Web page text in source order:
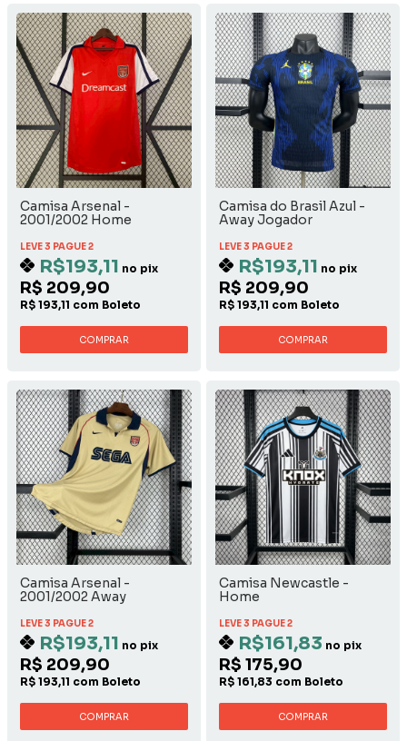
Camisa Arsenal -
2001/2002 Home
LEVE 3 PAGUE 2
R$193,11 no pix
R$ 209,90
R$ 193,11 com Boleto
COMPRAR
Camisa do Brasil Azul -
Away Jogador
LEVE 3 PAGUE 2
R$193,11 no pix
R$ 209,90
R$ 193,11 com Boleto
COMPRAR
Camisa Arsenal -
2001/2002 Away
LEVE 3 PAGUE 2
R$193,11 no pix
R$ 209,90
R$ 193,11 com Boleto
COMPRAR
Camisa Newcastle -
Home
LEVE 3 PAGUE 2
R$161,83 no pix
R$ 175,90
R$ 161,83 com Boleto
COMPRAR